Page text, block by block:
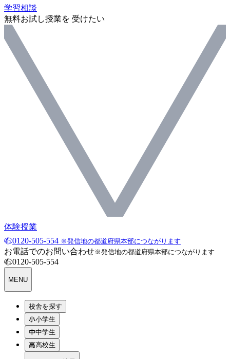
学習相談
無料お試し授業を 受けたい
体験授業
0120-505-554 ※発信地の都道府県本部につながります
お電話でのお問い合わせ※発信地の都道府県本部につながります
0120-505-554
MENU
校舎を探す
小学生
中学生
高校生